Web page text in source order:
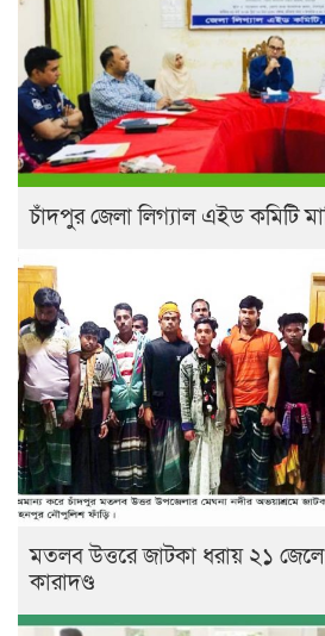
চাঁদপুর জেলা লিগ্যাল এইড কমিটি
মতলব উত্তরে জাটকা ধরায় ২১
কারাদণ্ড